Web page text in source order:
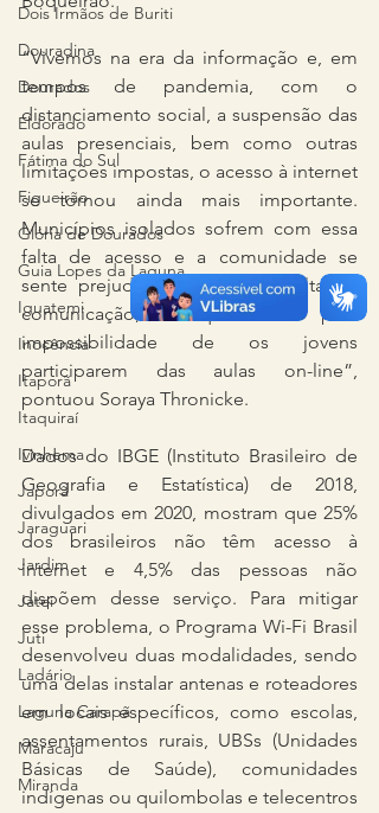
Dois Irmãos de Buriti
Douradina
Dourados
Eldorado
Fátima do Sul
Figueirão
Glória de Dourados
Guia Lopes da Laguna
Iguatemi
Inocência
Itaporã
Itaquiraí
Ivinhema
Japorã
Jaraguari
Jardim
Jateí
Juti
Ladário
Laguna Carapã
Maracaju
Miranda
“Vivemos na era da informação e, em
tempos de pandemia, com o
distanciamento social, a suspensão das
aulas presenciais, bem como outras
limitações impostas, o acesso à internet
se tornou ainda mais importante.
Municípios isolados sofrem com essa
falta de acesso e a comunidade se
sente prejudicada tanto pela falta de
comunicação, quanto pela
impossibilidade de os jovens
participarem das aulas on-line”,
pontuou Soraya Thronicke.
Dados do IBGE (Instituto Brasileiro de
Geografia e Estatística) de 2018,
divulgados em 2020, mostram que 25%
dos brasileiros não têm acesso à
internet e 4,5% das pessoas não
dispõem desse serviço. Para mitigar
esse problema, o Programa Wi-Fi Brasil
desenvolveu duas modalidades, sendo
uma delas instalar antenas e roteadores
em locais específicos, como escolas,
assentamentos rurais, UBSs (Unidades
Básicas de Saúde), comunidades
indígenas ou quilombolas e telecentros